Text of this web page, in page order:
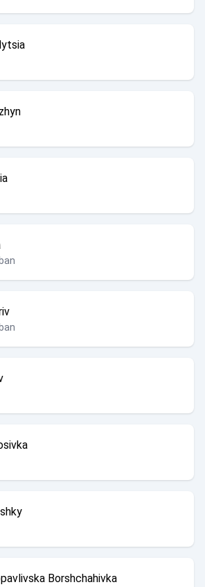
Borshchahivka